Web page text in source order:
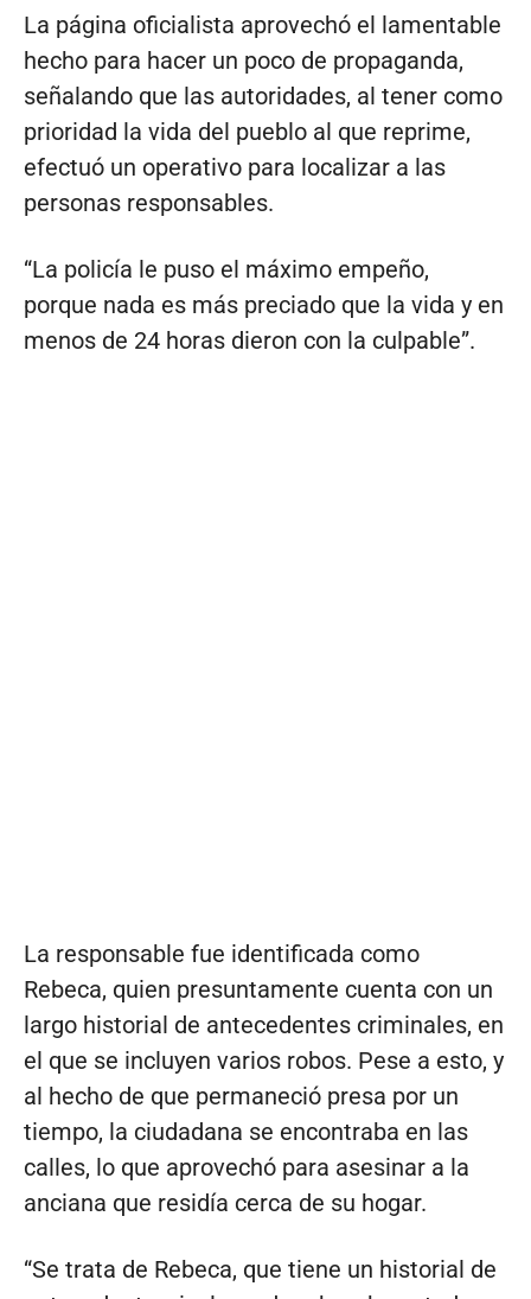
La página oficialista aprovechó el lamentable
hecho para hacer un poco de propaganda,
señalando que las autoridades, al tener como
prioridad la vida del pueblo al que reprime,
efectuó un operativo para localizar a las
personas responsables.
“La policía le puso el máximo empeño,
porque nada es más preciado que la vida y en
menos de 24 horas dieron con la culpable”.
La responsable fue identificada como
Rebeca, quien presuntamente cuenta con un
largo historial de antecedentes criminales, en
el que se incluyen varios robos. Pese a esto, y
al hecho de que permaneció presa por un
tiempo, la ciudadana se encontraba en las
calles, lo que aprovechó para asesinar a la
anciana que residía cerca de su hogar.
“Se trata de Rebeca, que tiene un historial de